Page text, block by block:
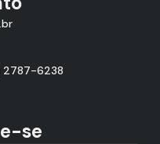
2787-6238
se